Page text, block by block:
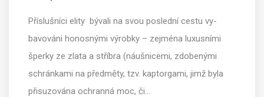
Příslušníci elity bývali na svou poslední cestu vy­
bavováni honosnými výrobky – zejména luxusními
šperky ze zlata a stříbra (náušnicemi, zdobenými
schránkami na předměty, tzv. kaptorgami, jimž byla
přisuzována ochranná moc, či…